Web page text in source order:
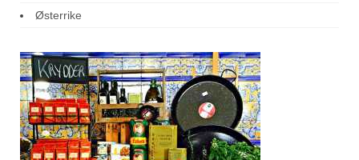
Østerrike